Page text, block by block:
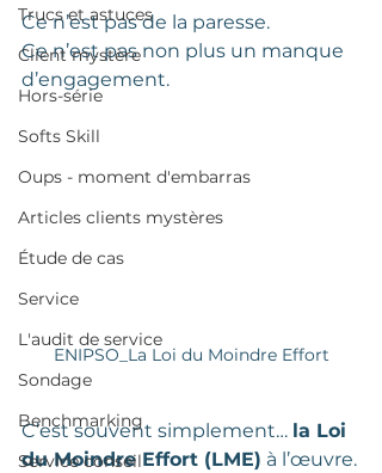
Trucs et astuces
Client mystère
Hors-série
Softs Skill
Oups - moment d'embarras
Articles clients mystères
Étude de cas
Service
L'audit de service
Sondage
Benchmarking
Service conseil
Ce n’est pas de la paresse.
Ce n’est pas non plus un manque
d’engagement.
ENIPSO_La Loi du Moindre Effort
C’est souvent simplement… la Loi
du Moindre Effort (LME) à l’œuvre.